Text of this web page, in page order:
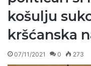
košulju
kršćanska
07/11/2021 0 273